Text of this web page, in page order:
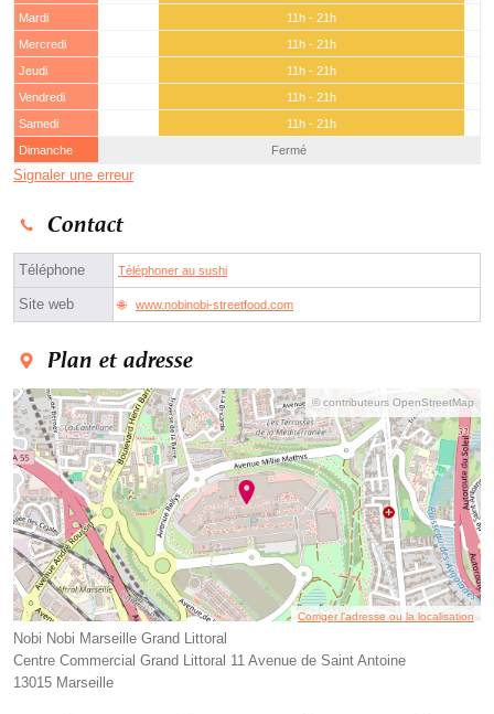
Mardi
11h - 21h
Mercredi
11h - 21h
Jeudi
11h - 21h
Vendredi
11h - 21h
Samedi
11h - 21h
Dimanche
Fermé
Signaler une erreur
Contact
Téléphone Téléphoner au sushi
Site web www.nobinobi-streetfood.com
Plan et adresse
© contributeurs OpenStreetMap
Corriger l’adresse ou la localisation
Nobi Nobi Marseille Grand Littoral
Centre Commercial Grand Littoral 11 Avenue de Saint Antoine
13015 Marseille